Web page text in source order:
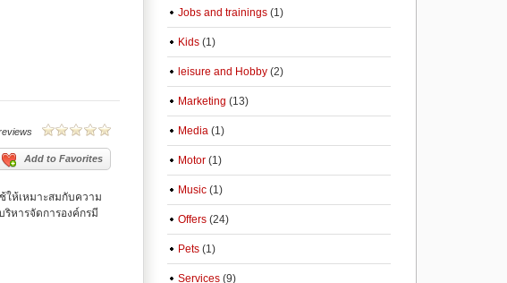
Add to Favorites
ให้เหมาะสมกับความ
ริหารจัดการองค์กรมี
Jobs and trainings (1)
Kids (1)
leisure and Hobby (2)
Marketing (13)
Media (1)
Motor (1)
Music (1)
Offers (24)
Pets (1)
Services (9)